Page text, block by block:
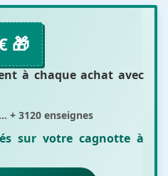
🎁
à chaque achat avec
+ 3120 enseignes
sur votre cagnotte à